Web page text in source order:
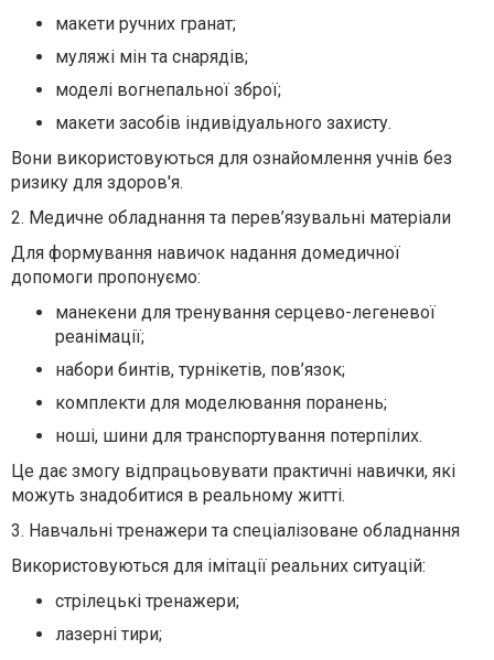
макети ручних гранат;
муляжі мін та снарядів;
моделі вогнепальної зброї;
макети засобів індивідуального захисту.
Вони використовуються для ознайомлення учнів без
ризику для здоров'я.
2. Медичне обладнання та перев’язувальні матеріали
Для формування навичок надання домедичної
допомоги пропонуємо:
манекени для тренування серцево-легеневої
реанімації;
набори бинтів, турнікетів, пов’язок;
комплекти для моделювання поранень;
ноші, шини для транспортування потерпілих.
Це дає змогу відпрацьовувати практичні навички, які
можуть знадобитися в реальному житті.
3. Навчальні тренажери та спеціалізоване обладнання
Використовуються для імітації реальних ситуацій:
стрілецькі тренажери;
лазерні тири;